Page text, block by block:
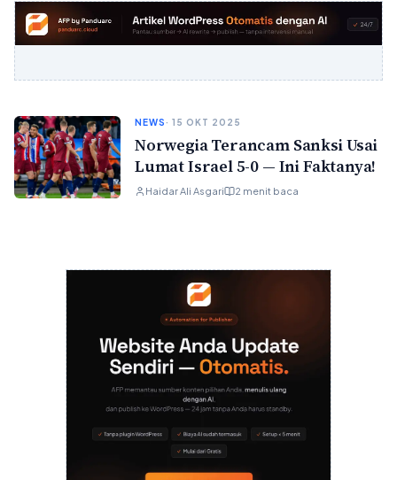
NEWS· 15 OKT 2025
Norwegia Terancam Sanksi Usai
Lumat Israel 5-0 — Ini Faktanya!
Haidar Ali Asgari 2 menit baca